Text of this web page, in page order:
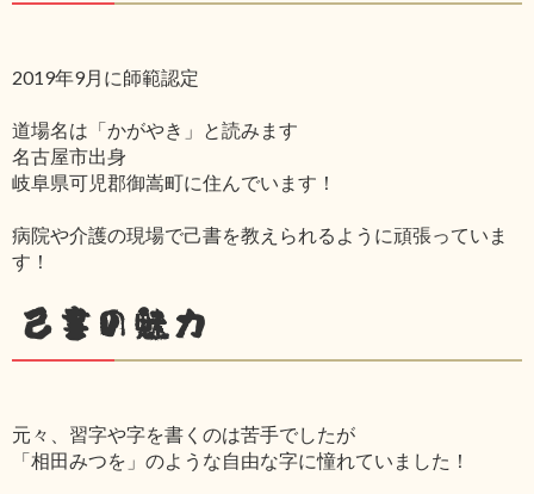
2019年9月に師範認定
道場名は「かがやき」と読みます
名古屋市出身
岐阜県可児郡御嵩町に住んでいます！
病院や介護の現場で己書を教えられるように頑張っていま
す！
己書の魅力
元々、習字や字を書くのは苦手でしたが
「相田みつを」のような自由な字に憧れていました！